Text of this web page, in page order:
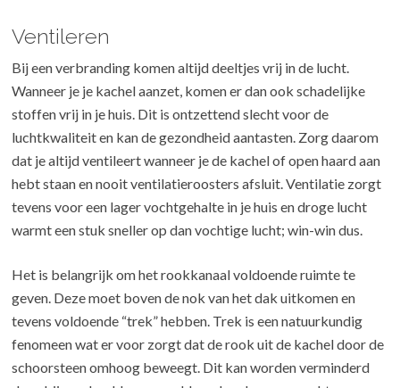
Ventileren
Bij een verbranding komen altijd deeltjes vrij in de lucht.
Wanneer je je kachel aanzet, komen er dan ook schadelijke
stoffen vrij in je huis. Dit is ontzettend slecht voor de
luchtkwaliteit en kan de gezondheid aantasten. Zorg daarom
dat je altijd ventileert wanneer je de kachel of open haard aan
hebt staan en nooit ventilatieroosters afsluit. Ventilatie zorgt
tevens voor een lager vochtgehalte in je huis en droge lucht
warmt een stuk sneller op dan vochtige lucht; win-win dus.
Het is belangrijk om het rookkanaal voldoende ruimte te
geven. Deze moet boven de nok van het dak uitkomen en
tevens voldoende “trek” hebben. Trek is een natuurkundig
fenomeen wat er voor zorgt dat de rook uit de kachel door de
schoorsteen omhoog beweegt. Dit kan worden verminderd